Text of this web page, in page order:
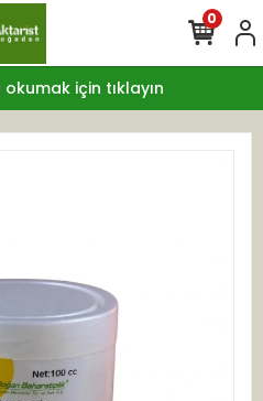
okumak için tıklayın
0